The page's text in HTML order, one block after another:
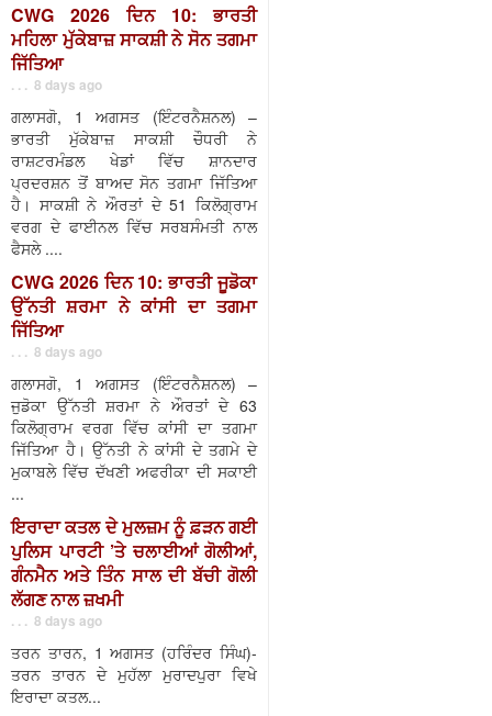
CWG 2026 ਦਿਨ 10: ਭਾਰਤੀ
ਮਹਿਲਾ ਮੁੱਕੇਬਾਜ਼ ਸਾਕਸ਼ੀ ਨੇ ਸੋਨ ਤਗਮਾ
ਜਿੱਤਿਆ
. . . 8 days ago
ਗਲਾਸਗੋ, 1 ਅਗਸਤ (ਇੰਟਰਨੈਸ਼ਨਲ) –
ਭਾਰਤੀ ਮੁੱਕੇਬਾਜ਼ ਸਾਕਸ਼ੀ ਚੌਧਰੀ ਨੇ
ਰਾਸ਼ਟਰਮੰਡਲ ਖੇਡਾਂ ਵਿੱਚ ਸ਼ਾਨਦਾਰ
ਪ੍ਰਦਰਸ਼ਨ ਤੋਂ ਬਾਅਦ ਸੋਨ ਤਗਮਾ ਜਿੱਤਿਆ
ਹੈ। ਸਾਕਸ਼ੀ ਨੇ ਔਰਤਾਂ ਦੇ 51 ਕਿਲੋਗ੍ਰਾਮ
ਵਰਗ ਦੇ ਫਾਈਨਲ ਵਿੱਚ ਸਰਬਸੰਮਤੀ ਨਾਲ
ਫੈਸਲੇ ....
CWG 2026 ਦਿਨ 10: ਭਾਰਤੀ ਜੂਡੋਕਾ
ਉੱਨਤੀ ਸ਼ਰਮਾ ਨੇ ਕਾਂਸੀ ਦਾ ਤਗਮਾ
ਜਿੱਤਿਆ
. . . 8 days ago
ਗਲਾਸਗੋ, 1 ਅਗਸਤ (ਇੰਟਰਨੈਸ਼ਨਲ) –
ਜੁਡੋਕਾ ਉੱਨਤੀ ਸ਼ਰਮਾ ਨੇ ਔਰਤਾਂ ਦੇ 63
ਕਿਲੋਗ੍ਰਾਮ ਵਰਗ ਵਿੱਚ ਕਾਂਸੀ ਦਾ ਤਗਮਾ
ਜਿੱਤਿਆ ਹੈ। ਉੱਨਤੀ ਨੇ ਕਾਂਸੀ ਦੇ ਤਗਮੇ ਦੇ
ਮੁਕਾਬਲੇ ਵਿੱਚ ਦੱਖਣੀ ਅਫਰੀਕਾ ਦੀ ਸਕਾਈ
...
ਇਰਾਦਾ ਕਤਲ ਦੇ ਮੁਲਜ਼ਮ ਨੂੰ ਫ਼ੜਨ ਗਈ
ਪੁਲਿਸ ਪਾਰਟੀ ’ਤੇ ਚਲਾਈਆਂ ਗੋਲੀਆਂ,
ਗੰਨਮੈਨ ਅਤੇ ਤਿੰਨ ਸਾਲ ਦੀ ਬੱਚੀ ਗੋਲੀ
ਲੱਗਣ ਨਾਲ ਜ਼ਖਮੀ
. . . 8 days ago
ਤਰਨ ਤਾਰਨ, 1 ਅਗਸਤ (ਹਰਿੰਦਰ ਸਿੰਘ)-
ਤਰਨ ਤਾਰਨ ਦੇ ਮੁਹੱਲਾ ਮੁਰਾਦਪੁਰਾ ਵਿਖੇ
ਇਰਾਦਾ ਕਤਲ...